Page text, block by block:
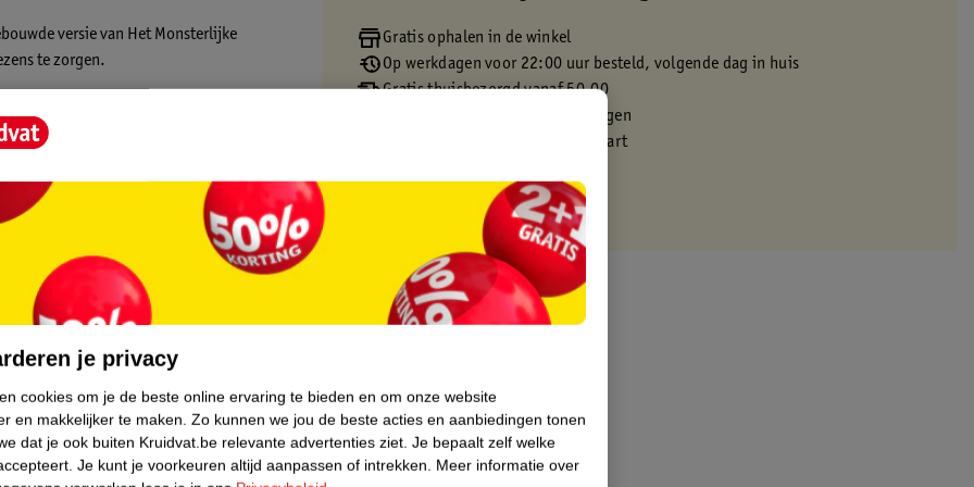
versie van Het Monsterlijke
te zorgen.
een vlakke ondergrond, trek het naar
bouwpakket is een leuk Harry Potter
een Het Monsterlijke Monsterboek
functies waarmee je inzoomt, modellen
Gratis ophalen in de winkel
Op werkdagen voor 22:00 uur besteld, volgende dag in huis
Gratis thuisbezorgd vanaf 50.00
Gratis retourneren binnen 30 dagen
Gratis punten met je Kruidvat kaart
je privacy
cookies om je de beste online ervaring te bieden en om onze website
en makkelijker te maken. Zo kunnen we jou de beste acties en aanbiedingen tonen
dat je ook buiten Kruidvat.be relevante advertenties ziet. Je bepaalt zelf welke
Je kunt je voorkeuren altijd aanpassen of intrekken. Meer informatie over